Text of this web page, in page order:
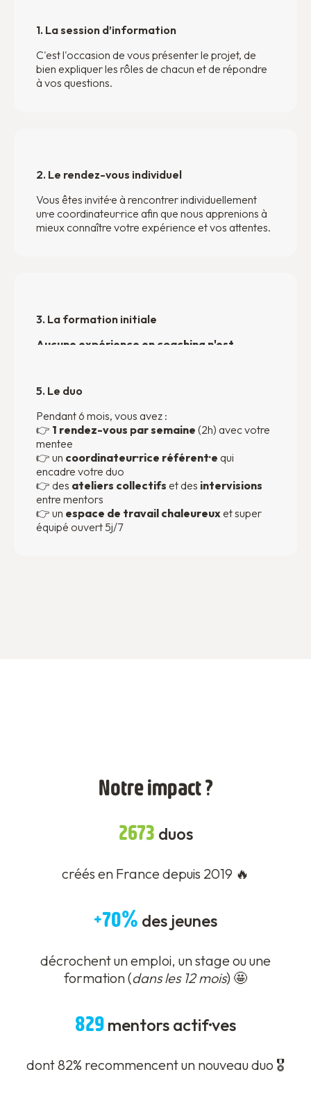
1. La session d’information
C'est l'occasion de vous présenter le projet, de
bien expliquer les rôles de chacun et de répondre
à vos questions.
2. Le rendez-vous individuel
Vous êtes invité·e à rencontrer individuellement
un·e coordinateur·rice afin que nous apprenions à
mieux connaître votre expérience et vos attentes.
3. La formation initiale
Aucune expérience en coaching n'est
acquérir les bases de savoir-faire et de savoir-
être d'un mentor.
4. La première rencontre
Vous rencontrez un·e jeune et
matchingréalisé par l'équipe. Une deuxième
rencontre est ensuite organisée pour
convention de mentoratet clarifier les
engagements de chacun.
5. Le duo
Pendant 6 mois, vous avez :
👉 1 rendez-vous par semaine (2h) avec votre
mentee
👉 un coordinateur·rice référent·e qui
encadre votre duo
👉 des ateliers collectifs et des intervisions
entre mentors
👉 un espace de travail chaleureux et super
équipé ouvert 5j/7
Notre impact ?
2673 duos
créés en France depuis 2019 🔥
+70% des jeunes
décrochent un emploi, un stage ou une
formation (dans les 12 mois) 🤩
829 mentors actif·ves
dont 82% recommencent un nouveau duo 🎖️